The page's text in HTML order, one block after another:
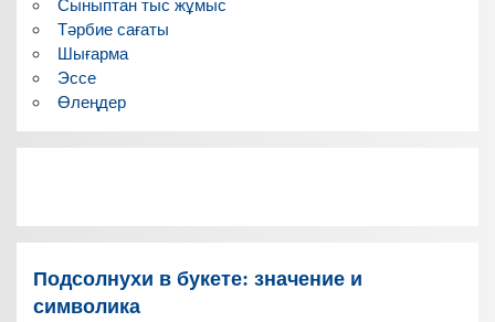
Сыныптан тыс жұмыс
Тәрбие сағаты
Шығарма
Эссе
Өлеңдер
Подсолнухи в букете: значение и
символика